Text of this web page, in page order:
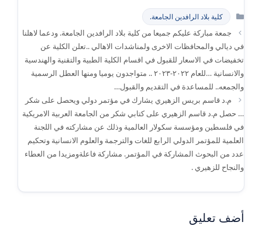
التصنيفات
كلية بلاد الرافدين الجامعة.
جمعة مباركة عليكم جميعا من كلية بلاد الرافدين الجامعة. ودعما لاهلنا
في ديالي والمحافظات الاخرى ولمناشدات الاهالي ..تعلن الكلية عن
تخفيضات في الاسعار للقبول في اقسام الكلية الطبية والتقنية والهندسية
والانسانية …للعام ٢٠٢٢-٢٠٢٣ .. متواجدون يوميا ومنها العطل الرسمية
والجمعه.. للمساعدة في التقديم والقبول…
م.د قاسم بريس الزهيري يشارك في مؤتمر دولي ويحصل على شكر
… حصل م.د قاسم الزهيري على كتابي شكر من الجامعة العربية الامريكية
في فلسطين ومؤسسة سكولار العالمية وذلك عن مشاركته في اللجنة
العلمية للمؤتمر الدولي الرابع للغات والترجمة والعلوم الانسانية وتحكيم
عدد من البحوث المشاركة في المؤتمر. مشاركة فاعلةومزيدا من العطاء
والنجاح للزهيري .
أضف تعليق